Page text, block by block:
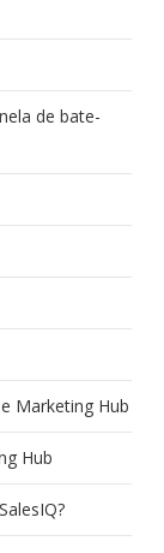
de bate-
Marketing Hub
Hub